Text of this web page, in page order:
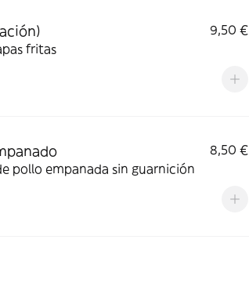
9,50 €
fritas
8,50 €
pollo empanada sin guarnición